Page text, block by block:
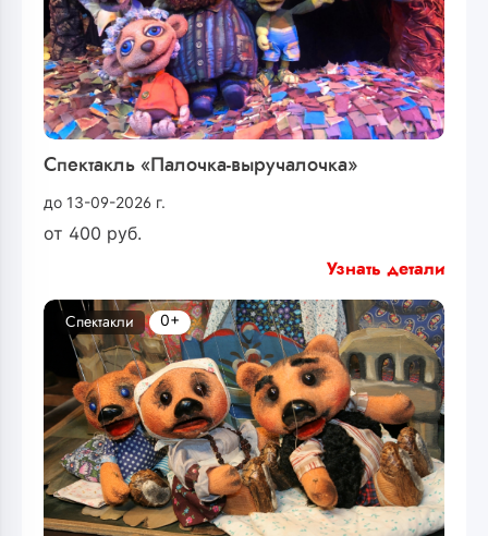
Спектакль «Палочка-выручалочка»
до 13-09-2026 г.
от 400 руб.
Узнать детали
Спектакли 0+